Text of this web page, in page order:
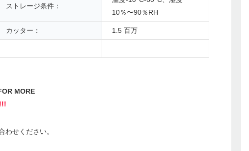
ストレージ条件：
10％〜90％RH
カッター： 1.5 百万